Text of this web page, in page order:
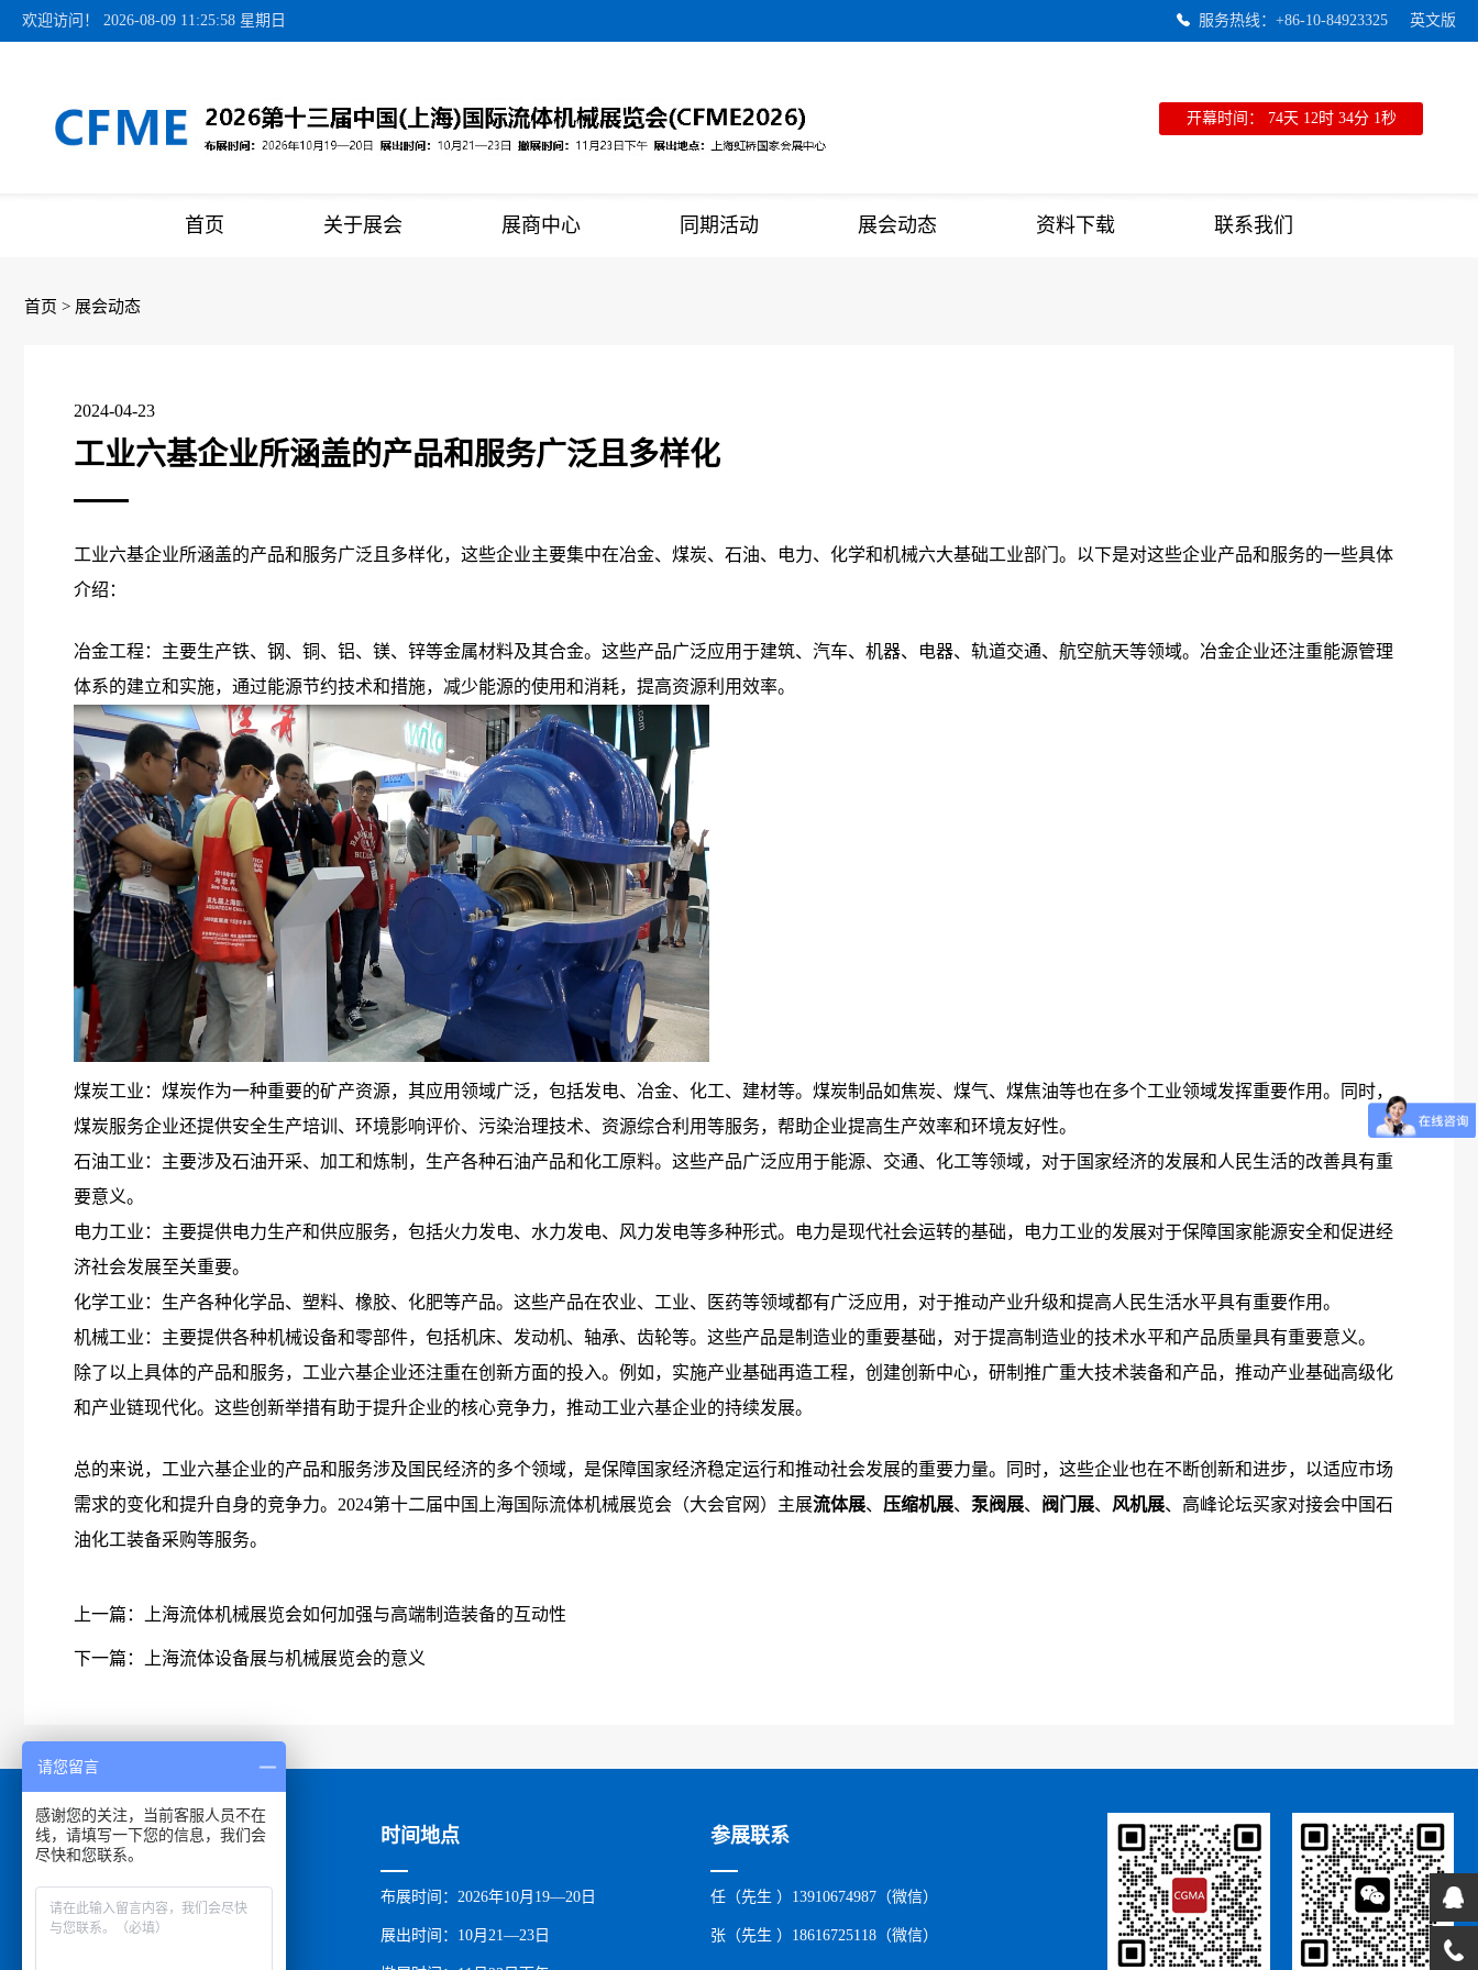
欢迎访问！ 2026-08-09 11:25:59 星期日 服务热线：+86-10-84923325 英文版
开幕时间： 74天 12时 34分 0秒
首页 关于展会 展商中心 同期活动 展会动态 资料下载 联系我们
首页 > 展会动态
2024-04-23
工业六基企业所涵盖的产品和服务广泛且多样化
工业六基企业所涵盖的产品和服务广泛且多样化，这些企业主要集中在冶金、煤炭、石油、电力、化学和机械六大基础工业部门。以下是对这些企业产品和服务的一些具体
介绍：
冶金工程：主要生产铁、钢、铜、铝、镁、锌等金属材料及其合金。这些产品广泛应用于建筑、汽车、机器、电器、轨道交通、航空航天等领域。冶金企业还注重能源管理
体系的建立和实施，通过能源节约技术和措施，减少能源的使用和消耗，提高资源利用效率。
煤炭工业：煤炭作为一种重要的矿产资源，其应用领域广泛，包括发电、冶金、化工、建材等。煤炭制品如焦炭、煤气、煤焦油等也在多个工业领域发挥重要作用。同时，
煤炭服务企业还提供安全生产培训、环境影响评价、污染治理技术、资源综合利用等服务，帮助企业提高生产效率和环境友好性。
石油工业：主要涉及石油开采、加工和炼制，生产各种石油产品和化工原料。这些产品广泛应用于能源、交通、化工等领域，对于国家经济的发展和人民生活的改善具有重
要意义。
电力工业：主要提供电力生产和供应服务，包括火力发电、水力发电、风力发电等多种形式。电力是现代社会运转的基础，电力工业的发展对于保障国家能源安全和促进经
济社会发展至关重要。
化学工业：生产各种化学品、塑料、橡胶、化肥等产品。这些产品在农业、工业、医药等领域都有广泛应用，对于推动产业升级和提高人民生活水平具有重要作用。
机械工业：主要提供各种机械设备和零部件，包括机床、发动机、轴承、齿轮等。这些产品是制造业的重要基础，对于提高制造业的技术水平和产品质量具有重要意义。
除了以上具体的产品和服务，工业六基企业还注重在创新方面的投入。例如，实施产业基础再造工程，创建创新中心，研制推广重大技术装备和产品，推动产业基础高级化
和产业链现代化。这些创新举措有助于提升企业的核心竞争力，推动工业六基企业的持续发展。
总的来说，工业六基企业的产品和服务涉及国民经济的多个领域，是保障国家经济稳定运行和推动社会发展的重要力量。同时，这些企业也在不断创新和进步，以适应市场
需求的变化和提升自身的竞争力。2024第十二届中国上海国际流体机械展览会（大会官网）主展流体展、 压缩机展、 泵阀展、 阀门展、 风机展、高峰论坛买家对接会中国石
油化工装备采购等服务。
上一篇： 上海流体机械展览会如何加强与高端制造装备的互动性
下一篇： 上海流体设备展与机械展览会的意义
关于展会
组织机构
展会介绍
展商中心
参展登记
时间地点
布展时间：2026年10月19—20日
展出时间：10月21—23日
参展联系
任（先生 ）13910674987（微信）
张（先生 ）18616725118（微信）
请您留言
感谢您的关注，当前客服人员不在
线，请填写一下您的信息，我们会
尽快和您联系。